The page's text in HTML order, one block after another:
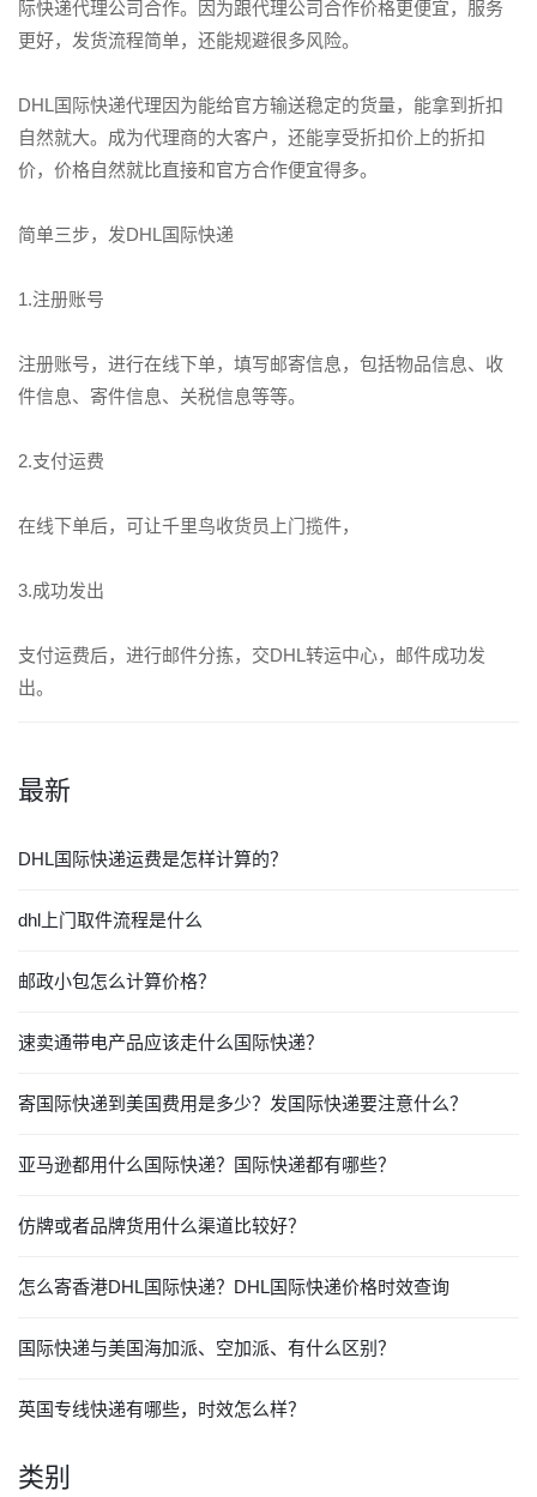
际快递代理公司合作。因为跟代理公司合作价格更便宜，服务
更好，发货流程简单，还能规避很多风险。
DHL国际快递代理因为能给官方输送稳定的货量，能拿到折扣
自然就大。成为代理商的大客户，还能享受折扣价上的折扣
价，价格自然就比直接和官方合作便宜得多。
简单三步，发DHL国际快递
1.注册账号
注册账号，进行在线下单，填写邮寄信息，包括物品信息、收
件信息、寄件信息、关税信息等等。
2.支付运费
在线下单后，可让千里鸟收货员上门揽件，
3.成功发出
支付运费后，进行邮件分拣，交DHL转运中心，邮件成功发
出。
最新
DHL国际快递运费是怎样计算的？
dhl上门取件流程是什么
邮政小包怎么计算价格？
速卖通带电产品应该走什么国际快递？
寄国际快递到美国费用是多少？发国际快递要注意什么？
亚马逊都用什么国际快递？国际快递都有哪些？
仿牌或者品牌货用什么渠道比较好？
怎么寄香港DHL国际快递？DHL国际快递价格时效查询
国际快递与美国海加派、空加派、有什么区别？
英国专线快递有哪些，时效怎么样？
类别